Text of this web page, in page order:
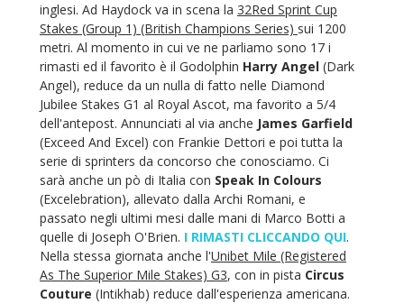
inglesi. Ad Haydock va in scena la 32Red Sprint Cup
Stakes (Group 1) (British Champions Series) sui 1200
metri. Al momento in cui ve ne parliamo sono 17 i
rimasti ed il favorito è il Godolphin Harry Angel (Dark
Angel), reduce da un nulla di fatto nelle Diamond
Jubilee Stakes G1 al Royal Ascot, ma favorito a 5/4
dell'antepost. Annunciati al via anche James Garfield
(Exceed And Excel) con Frankie Dettori e poi tutta la
serie di sprinters da concorso che conosciamo. Ci
sarà anche un pò di Italia con Speak In Colours
(Excelebration), allevato dalla Archi Romani, e
passato negli ultimi mesi dalle mani di Marco Botti a
quelle di Joseph O'Brien. I RIMASTI CLICCANDO QUI.
Nella stessa giornata anche l'Unibet Mile (Registered
As The Superior Mile Stakes) G3, con in pista Circus
Couture (Intikhab) reduce dall'esperienza americana.